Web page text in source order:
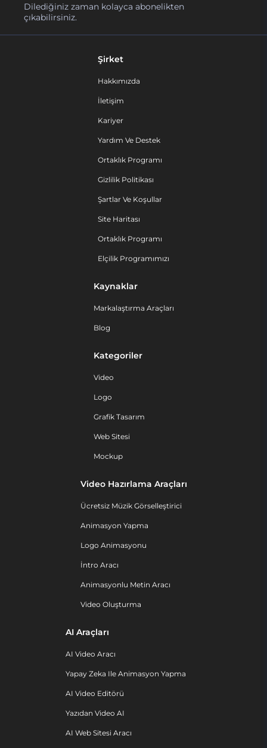
Dilediğiniz zaman kolayca abonelikten
çıkabilirsiniz.
Şirket
Hakkımızda
İletişim
Kariyer
Yardım Ve Destek
Ortaklık Programı
Gizlilik Politikası
Şartlar Ve Koşullar
Site Haritası
Ortaklık Programı
Elçilik Programımızı
Kaynaklar
Markalaştırma Araçları
Blog
Kategoriler
Video
Logo
Grafik Tasarım
Web Sitesi
Mockup
Video Hazırlama Araçları
Ücretsiz Müzik Görselleştirici
Animasyon Yapma
Logo Animasyonu
İntro Aracı
Animasyonlu Metin Aracı
Video Oluşturma
AI Araçları
AI Video Aracı
Yapay Zeka Ile Animasyon Yapma
AI Video Editörü
Yazıdan Video AI
AI Web Sitesi Aracı